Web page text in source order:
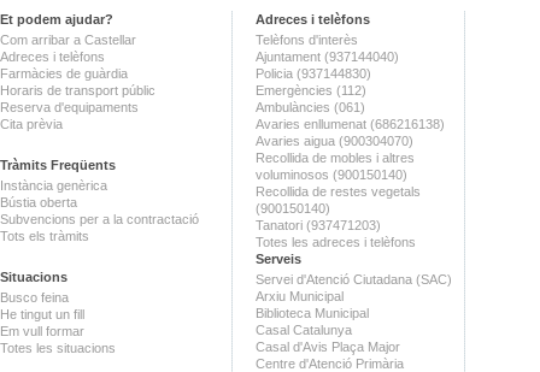
Et podem ajudar?
Com arribar a Castellar
Adreces i telèfons
Farmàcies de guàrdia
Horaris de transport públic
Reserva d'equipaments
Cita prèvia
Tràmits Freqüents
Instància genèrica
Bústia oberta
Subvencions per a la contractació
Tots els tràmits
Situacions
Busco feina
He tingut un fill
Em vull formar
Totes les situacions
Adreces i telèfons
Telèfons d'interès
Ajuntament (937144040)
Policia (937144830)
Emergències (112)
Ambulàncies (061)
Avaries enllumenat (686216138)
Avaries aigua (900304070)
Recollida de mobles i altres
voluminosos (900150140)
Recollida de restes vegetals
(900150140)
Tanatori (937471203)
Totes les adreces i telèfons
Serveis
Servei d'Atenció Ciutadana (SAC)
Arxiu Municipal
Biblioteca Municipal
Casal Catalunya
Casal d'Avis Plaça Major
Centre d'Atenció Primària